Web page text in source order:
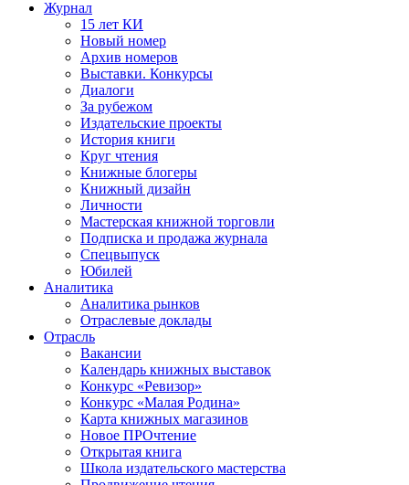
Журнал
15 лет КИ
Новый номер
Архив номеров
Выставки. Конкурсы
Диалоги
За рубежом
Издательские проекты
История книги
Круг чтения
Книжные блогеры
Книжный дизайн
Личности
Мастерская книжной торговли
Подписка и продажа журнала
Спецвыпуск
Юбилей
Аналитика
Аналитика рынков
Отраслевые доклады
Отрасль
Вакансии
Календарь книжных выставок
Конкурс «Ревизор»
Конкурс «Малая Родина»
Карта книжных магазинов
Новое ПРОчтение
Открытая книга
Школа издательского мастерства